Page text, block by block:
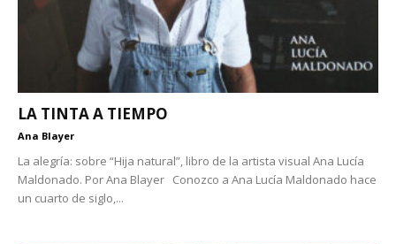
LA TINTA A TIEMPO
Ana Blayer
La alegría: sobre “Hija natural”, libro de la artista visual Ana Lucía
Maldonado. Por Ana Blayer Conozco a Ana Lucía Maldonado hace
un cuarto de siglo,...